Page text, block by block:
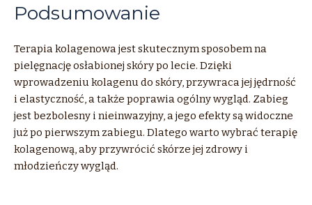
Podsumowanie
Terapia kolagenowa jest skutecznym sposobem na
pielęgnację osłabionej skóry po lecie. Dzięki
wprowadzeniu kolagenu do skóry, przywraca jej jędrność
i elastyczność, a także poprawia ogólny wygląd. Zabieg
jest bezbolesny i nieinwazyjny, a jego efekty są widoczne
już po pierwszym zabiegu. Dlatego warto wybrać terapię
kolagenową, aby przywrócić skórze jej zdrowy i
młodzieńczy wygląd.